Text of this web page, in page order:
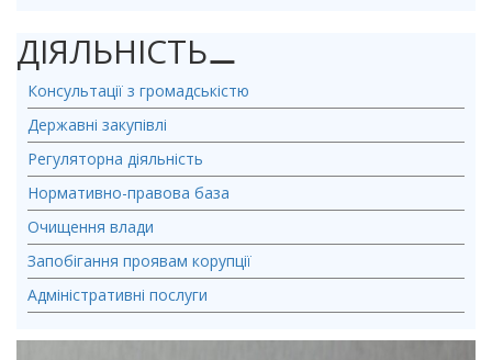
ДІЯЛЬНІСТЬ⚊
Консультації з громадськістю
Державні закупівлі
Регуляторна діяльність
Нормативно-правова база
Очищення влади
Запобігання проявам корупції
Адміністративні послуги